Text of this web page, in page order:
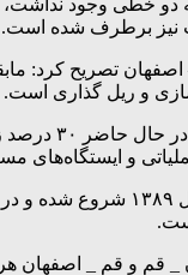
و ریل گذاری است.
وی در
و ایستگاه‌های
صلواتی با اشاره به
_ قم و قم _